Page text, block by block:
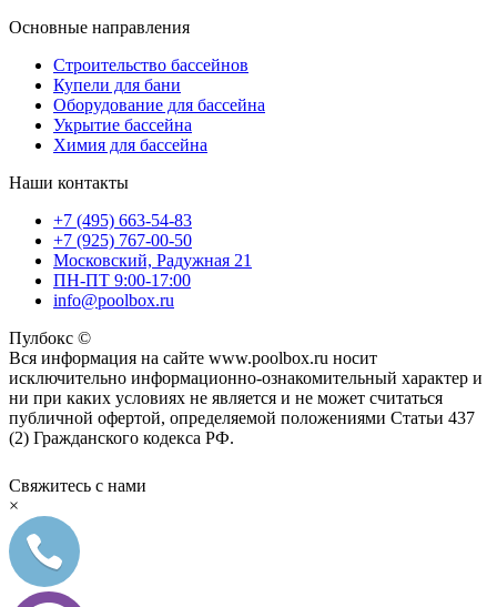
Основные направления
Строительство бассейнов
Купели для бани
Оборудование для бассейна
Укрытие бассейна
Химия для бассейна
Наши контакты
+7 (495) 663-54-83
+7 (925) 767-00-50
Московский, Радужная 21
ПН-ПТ 9:00-17:00
info@poolbox.ru
Пулбокс ©
Вся информация на сайте www.poolbox.ru носит
исключительно информационно-ознакомительный характер и
ни при каких условиях не является и не может считаться
публичной офертой, определяемой положениями Статьи 437
(2) Гражданского кодекса РФ.
Свяжитесь с нами
×